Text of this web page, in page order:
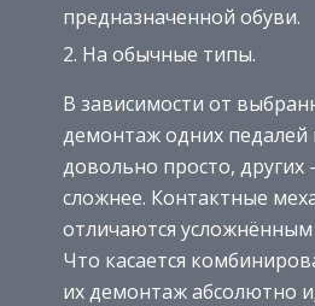
предназначенной обуви.
На обычные типы.
В зависимости от
демонтаж одних педалей
довольно просто, других
сложнее. Контактные
отличаются
Что касается
их демонтаж абсолютно